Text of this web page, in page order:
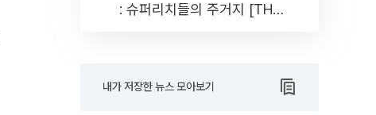
: 슈퍼리치들의 주거지 [THE
내가 저장한 뉴스 모아보기